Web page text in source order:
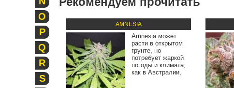
O
P
Q
R
S
AMNESIA
Amnesia может
расти в открытом
грунте, но
потребует жаркой
погоды и климата,
как в Австралии,